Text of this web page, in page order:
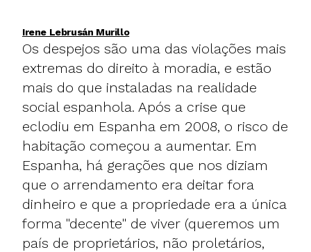
Irene Lebrusán Murillo
Os despejos são uma das violações mais
extremas do direito à moradia, e estão
mais do que instaladas na realidade
social espanhola. Após a crise que
eclodiu em Espanha em 2008, o risco de
habitação começou a aumentar. Em
Espanha, há gerações que nos diziam
que o arrendamento era deitar fora
dinheiro e que a propriedade era a única
forma "decente" de viver (queremos um
país de proprietários, não proletários,